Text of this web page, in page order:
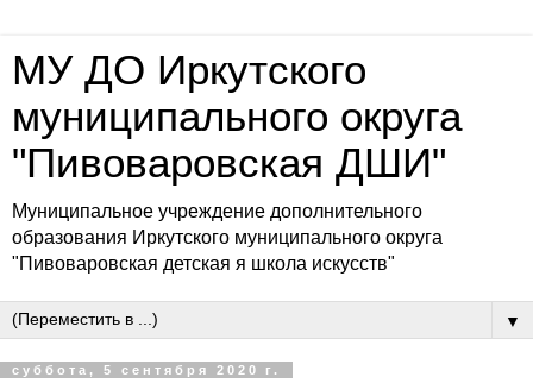
МУ ДО Иркутского
муниципального округа
"Пивоваровская ДШИ"
Муниципальное учреждение дополнительного
образования Иркутского муниципального округа
"Пивоваровская детская я школа искусств"
▼
суббота, 5 сентября 2020 г.